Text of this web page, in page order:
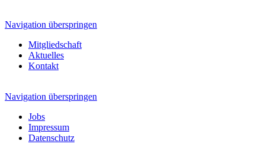
Navigation überspringen
Mitgliedschaft
Aktuelles
Kontakt
Navigation überspringen
Jobs
Impressum
Datenschutz